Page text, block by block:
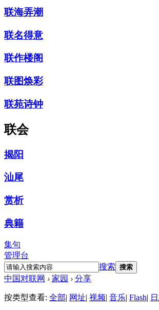
联海弄潮
联名得意
联作楼阁
联图焕彩
联苑诗钟
联会
揭阳
汕尾
赏析
典籍
集句
管理台
搜索 搜索
中国对联网 › 家园 › 分享
按类型查看: 全部| 网址| 视频| 音乐| Flash|